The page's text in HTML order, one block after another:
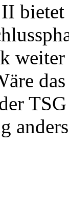
bietet